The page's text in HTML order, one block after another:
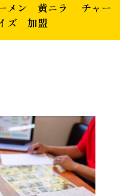
メン 黄ニラ チャー
ズ 加盟